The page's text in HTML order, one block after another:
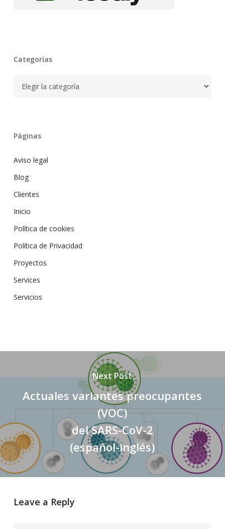
Categorías
Páginas
Aviso legal
Blog
Clientes
Inicio
Política de cookies
Política de Privacidad
Proyectos
Services
Servicios
Next Post
Actuales variantes preocupantes
(VOC)
del SARS-CoV-2
(español-inglés)
Leave a Reply